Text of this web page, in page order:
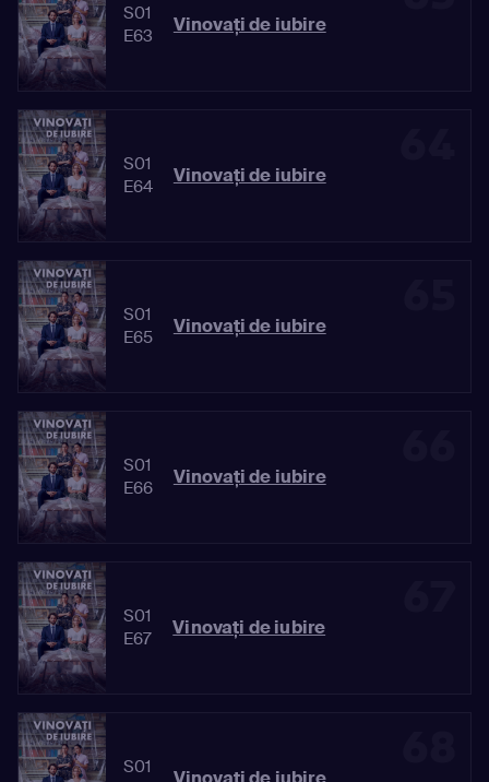
S01
E63
Vinovaţi de iubire
S01
E64
Vinovaţi de iubire
S01
E65
Vinovaţi de iubire
S01
E66
Vinovaţi de iubire
S01
E67
Vinovaţi de iubire
S01